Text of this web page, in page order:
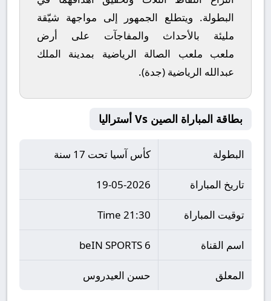
البطولة. ويتطلع الجمهور إلى مواجهة شيّقة
مليئة بالأحداث والمفاجآت على أرض
ملعب ملعب الصالة الرياضية بمدينة الملك
عبدالله الرياضية (جدة).
بطاقة المباراة الصين Vs أستراليا
البطولة كأس آسيا تحت 17 سنة
تاريخ المباراة 19-05-2026
توقيت المباراة 21:30 Time
اسم القناة beIN SPORTS 6
المعلق حسن العيدروس